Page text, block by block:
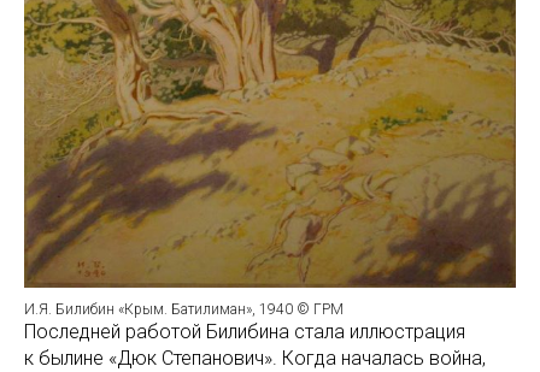
И.Я. Билибин «Крым. Батилиман», 1940 © ГРМ
Последней работой Билибина стала иллюстрация
к былине «Дюк Степанович». Когда началась война,